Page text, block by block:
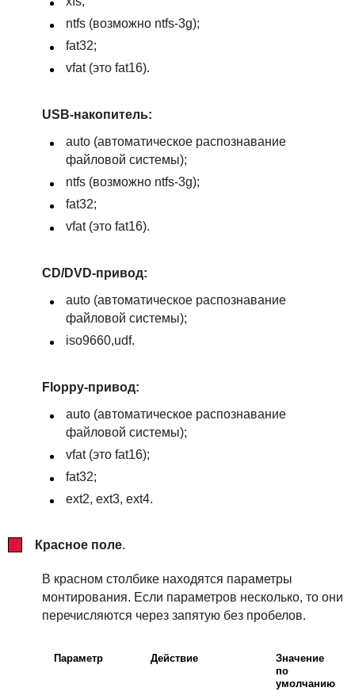
ntfs (возможно ntfs-3g);
fat32;
vfat (это fat16).
USB-накопитель:
auto (автоматическое распознавание
файловой системы);
ntfs (возможно ntfs-3g);
fat32;
vfat (это fat16).
CD/DVD-привод:
auto (автоматическое распознавание
файловой системы);
iso9660,udf.
Floppy-привод:
auto (автоматическое распознавание
файловой системы);
vfat (это fat16);
fat32;
ext2, ext3, ext4.
Красное поле.
В красном столбике находятся параметры
монтирования. Если параметров несколько, то они
перечисляются через запятую без пробелов.
Параметр Действие
Значение
по
умолчанию